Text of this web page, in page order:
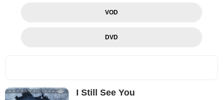
VOD
DVD
I Still See You